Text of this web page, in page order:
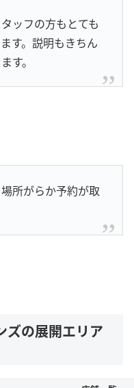
ッフの方もとても
す。説明もきちん
す。
所がらか予約が取
ズの展開エリア